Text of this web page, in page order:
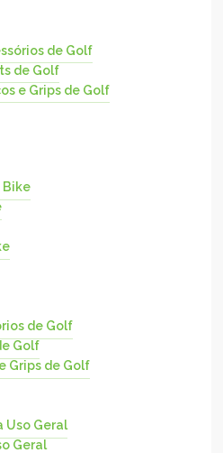
de Golf
de Golf
e Grips de Golf
Bike
de Golf
Golf
Grips de Golf
Uso Geral
Geral